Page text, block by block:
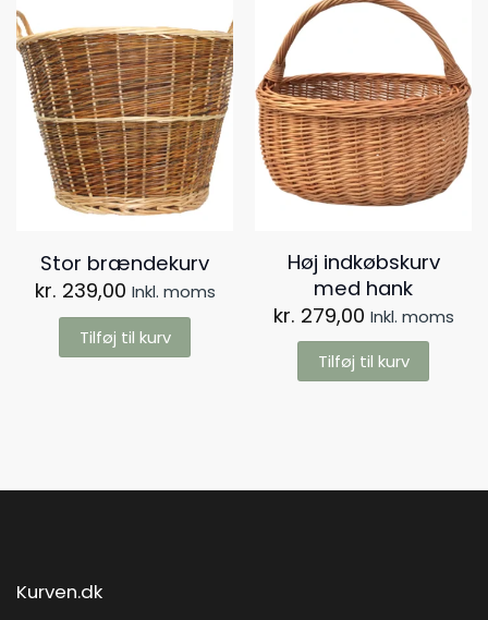
Stor brændekurv
kr. 239,00 Inkl. moms
Tilføj til kurv
Høj indkøbskurv
med hank
kr. 279,00 Inkl. moms
Tilføj til kurv
Kurven.dk